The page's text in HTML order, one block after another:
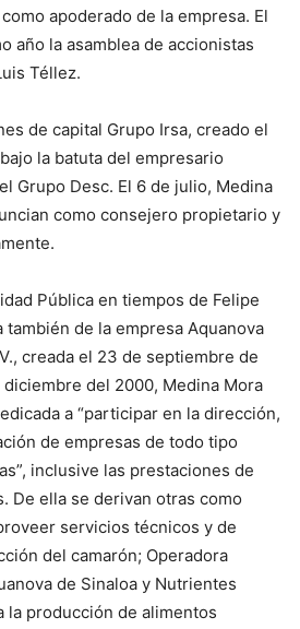
apoderado de la empresa. El
año la asamblea de accionistas
Téllez.
de capital Grupo Irsa, creado el
la batuta del empresario
Grupo Desc. El 6 de julio, Medina
como consejero propietario y
Pública en tiempos de Felipe
de la empresa Aquanova
creada el 23 de septiembre de
diciembre del 2000, Medina Mora
a “participar en la dirección,
de empresas de todo tipo
inclusive las prestaciones de
De ella se derivan otras como
servicios técnicos y de
del camarón; Operadora
de Sinaloa y Nutrientes
la producción de alimentos